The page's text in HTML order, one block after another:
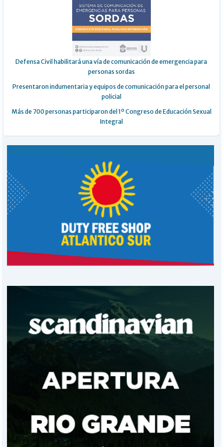
Defensa Civil habilitará una vía de comunicación de emergencia para
personas sordas
Presentaron indumentaria y equipos de comunicación para el personal
policial
Más de 700 personas participaron del 1º Congreso de Educación Sexual
Integral